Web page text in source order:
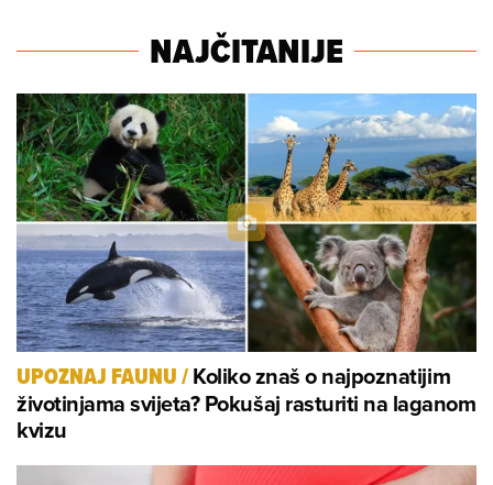
NAJČITANIJE
UPOZNAJ FAUNU/Koliko znaš o najpoznatijim
životinjama svijeta? Pokušaj rasturiti na laganom
kvizu